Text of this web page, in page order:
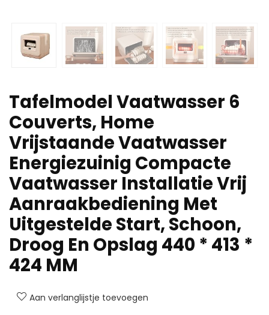
Tafelmodel Vaatwasser 6
Couverts, Home
Vrijstaande Vaatwasser
Energiezuinig Compacte
Vaatwasser Installatie Vrij
Aanraakbediening Met
Uitgestelde Start, Schoon,
Droog En Opslag 440 * 413 *
424 MM
Aan verlanglijstje toevoegen